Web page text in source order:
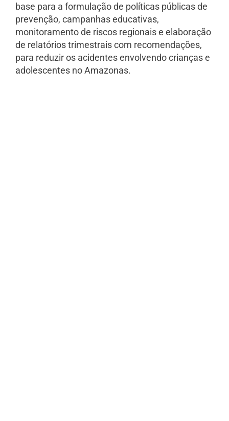
base para a formulação de políticas públicas de
prevenção, campanhas educativas,
monitoramento de riscos regionais e elaboração
de relatórios trimestrais com recomendações,
para reduzir os acidentes envolvendo crianças e
adolescentes no Amazonas.